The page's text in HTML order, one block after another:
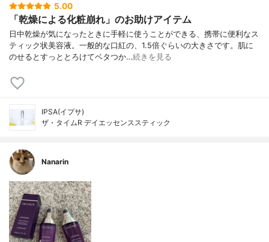
5.00
「乾燥による化粧崩れ」のお助けアイテム
日中乾燥が気になったときに手軽に使うことができる、携帯に便利なス
ティック状美容液。一般的な口紅の、1.5倍ぐらいの大きさです。肌に
のせるとすっととろけてベタつか…続きを見る
IPSA(イプサ)
ザ・タイムR デイエッセンススティック
Nanarin